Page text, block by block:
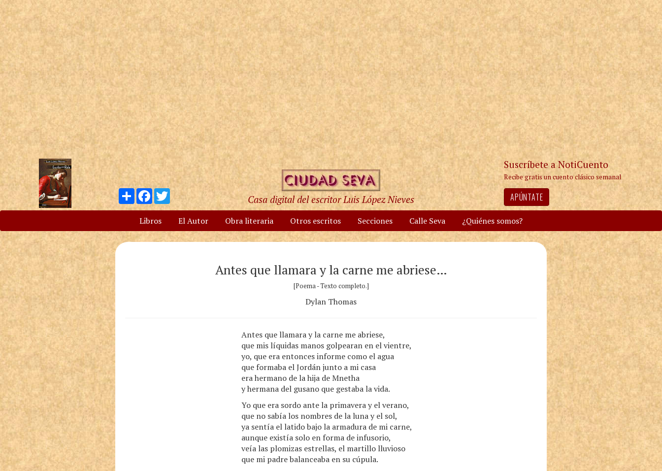
Compartir
Facebook
Twitter
Casa digital del escritor Luis López Nieves
Suscríbete a NotiCuento
Recibe gratis un cuento clásico semanal
APÚNTATE
Libros El Autor Obra literaria Otros escritos Secciones Calle Seva ¿Quiénes somos?
Antes que llamara y la carne me abriese…
[Poema - Texto completo.]
Dylan Thomas
Antes que llamara y la carne me abriese,
que mis líquidas manos golpearan en el vientre,
yo, que era entonces informe como el agua
que formaba el Jordán junto a mi casa
era hermano de la hija de Mnetha
y hermana del gusano que gestaba la vida.
Yo que era sordo ante la primavera y el verano,
que no sabía los nombres de la luna y el sol,
ya sentía el latido bajo la armadura de mi carne,
aunque existía solo en forma de infusorio,
veía las plomizas estrellas, el martillo lluvioso
que mi padre balanceaba en su cúpula.